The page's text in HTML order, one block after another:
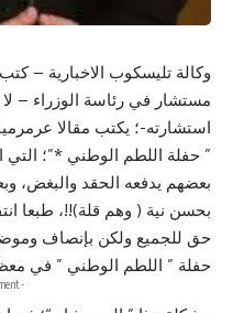
وكالة تليسكوب الاخبارية –
مستشار في رئاسة الوزراء – لا
استشارته-؛ يكتب مقالا
” حفلة اللطم الوطني *”؛ التي
بعضهم يدفعه الحقد والبغض،
بحسن نية ( وهم قلة)!!، طبعا
حق للجميع ولكن بإنصاف
حفلة ” اللطم الوطني ” في
- Advertisement -